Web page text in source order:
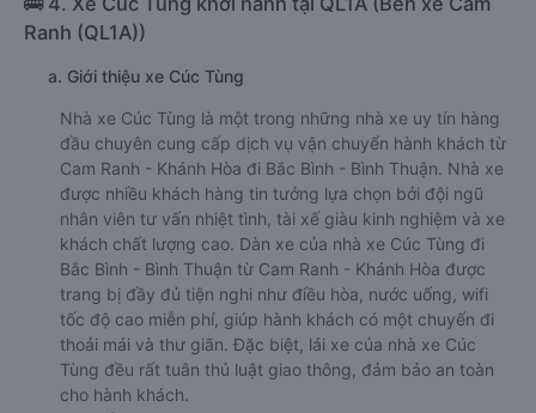
Ranh (QL1A))
a. Giới thiệu xe Cúc Tùng
Nhà xe Cúc Tùng là một trong những nhà xe uy tín hàng
đầu chuyên cung cấp dịch vụ vận chuyển hành khách từ
Cam Ranh - Khánh Hòa đi Bắc Bình - Bình Thuận. Nhà xe
được nhiều khách hàng tin tưởng lựa chọn bởi đội ngũ
nhân viên tư vấn nhiệt tình, tài xế giàu kinh nghiệm và xe
khách chất lượng cao. Dàn xe của nhà xe Cúc Tùng đi
Bắc Bình - Bình Thuận từ Cam Ranh - Khánh Hòa được
trang bị đầy đủ tiện nghi như điều hòa, nước uống, wifi
tốc độ cao miễn phí, giúp hành khách có một chuyến đi
thoải mái và thư giãn. Đặc biệt, lái xe của nhà xe Cúc
Tùng đều rất tuân thủ luật giao thông, đảm bảo an toàn
cho hành khách.